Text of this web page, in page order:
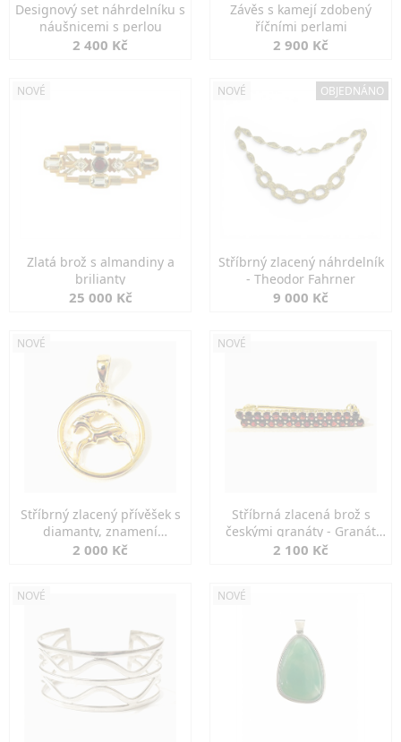
Designový set náhrdelníku s
náušnicemi s perlou
2 400 Kč
Závěs s kamejí zdobený
říčními perlami
2 900 Kč
NOVÉ
Zlatá brož s almandiny a
brilianty
25 000 Kč
NOVÉ OBJEDNÁNO
Stříbrný zlacený náhrdelník
- Theodor Fahrner
9 000 Kč
NOVÉ
Stříbrný zlacený přívěšek s
diamanty, znamení
KOZOROH
2 000 Kč
NOVÉ
Stříbrná zlacená brož s
českými granáty - Granát
Turnov
2 100 Kč
NOVÉ NOVÉ